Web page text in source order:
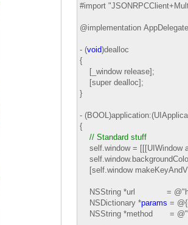
#import
@implementation AppDelegate
- (void)dealloc
{
[_window release];
[super dealloc];
}
-
{
// Standard stuff
self.window = [[[UIWindow
[self.window
NSString *url =
NSDictionary *params =
NSString *method =